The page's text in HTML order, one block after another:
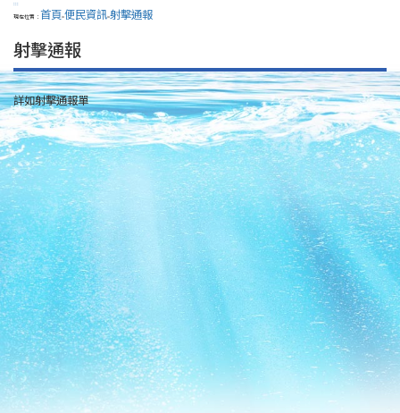
:::
現在位置： 首頁>便民資訊>射擊通報
射擊通報
詳如射擊通報單